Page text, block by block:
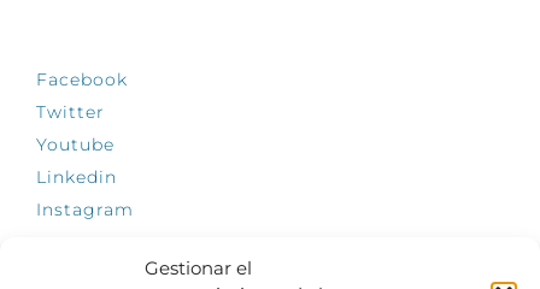
Gestionar el
Facebook
Twitter
Youtube
Linkedin
Instagram